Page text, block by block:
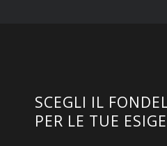
SCEGLI IL
PER LE TUE